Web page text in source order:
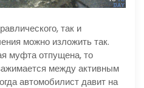
так и
можно изложить так.
муфта отпущена, то
между активным
автомобилист давит на